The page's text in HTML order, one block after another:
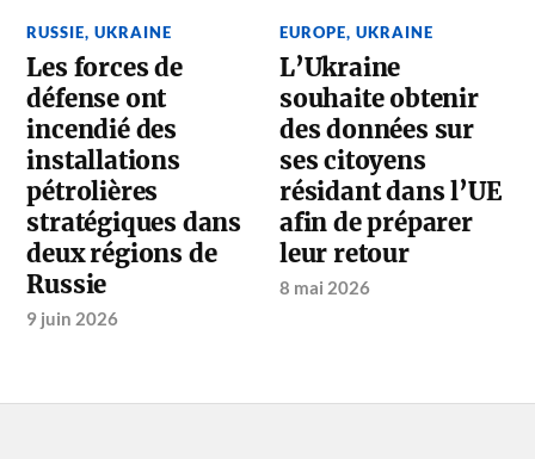
RUSSIE,UKRAINE
Les forces de
défense ont
incendié des
installations
pétrolières
stratégiques dans
deux régions de
Russie
9 juin 2026
EUROPE,UKRAINE
L’Ukraine
souhaite obtenir
des données sur
ses citoyens
résidant dans l’UE
afin de préparer
leur retour
8 mai 2026